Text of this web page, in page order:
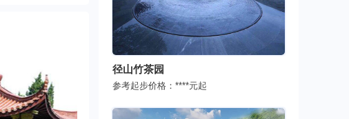
径山竹茶园
参考起步价格： ****元起